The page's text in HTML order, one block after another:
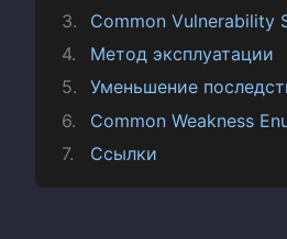
Common Vulnerability
Метод эксплуатации
Уменьшение
Common Weakness
Ссылки